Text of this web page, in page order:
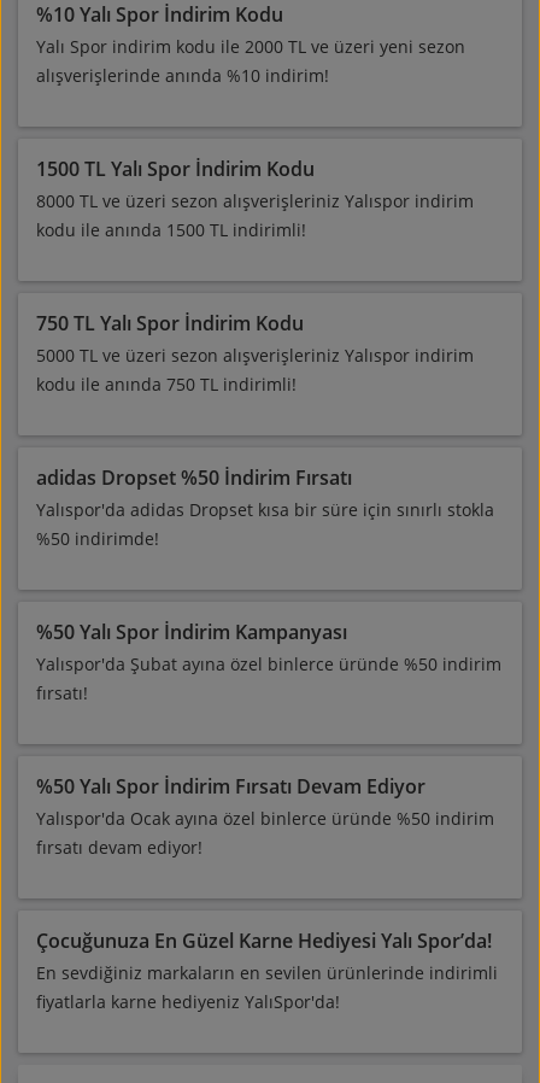
%10 Yalı Spor İndirim Kodu
Yalı Spor indirim kodu ile 2000 TL ve üzeri yeni sezon
alışverişlerinde anında %10 indirim!
1500 TL Yalı Spor İndirim Kodu
8000 TL ve üzeri sezon alışverişleriniz Yalıspor indirim
kodu ile anında 1500 TL indirimli!
750 TL Yalı Spor İndirim Kodu
5000 TL ve üzeri sezon alışverişleriniz Yalıspor indirim
kodu ile anında 750 TL indirimli!
adidas Dropset %50 İndirim Fırsatı
Yalıspor'da adidas Dropset kısa bir süre için sınırlı stokla
%50 indirimde!
%50 Yalı Spor İndirim Kampanyası
Yalıspor'da Şubat ayına özel binlerce üründe %50 indirim
fırsatı!
%50 Yalı Spor İndirim Fırsatı Devam Ediyor
Yalıspor'da Ocak ayına özel binlerce üründe %50 indirim
fırsatı devam ediyor!
Çocuğunuza En Güzel Karne Hediyesi Yalı Spor’da!
En sevdiğiniz markaların en sevilen ürünlerinde indirimli
fiyatlarla karne hediyeniz YalıSpor'da!